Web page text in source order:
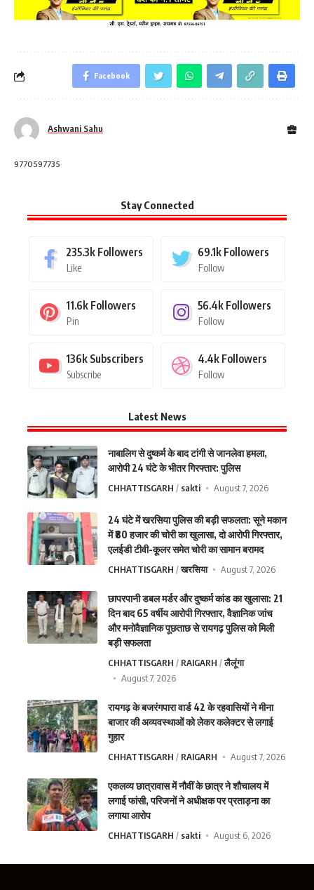
Facebook
Ashwani Sahu
9770597735
Stay Connected
235.3k Followers
Like
69.1k Followers
Follow
11.6k Followers
Pin
56.4k Followers
Follow
136k Subscribers
Subscribe
4.4k Followers
Follow
Latest News
नाबालिग से दुष्कर्म के बाद टांगी से जानलेवा हमला,
आरोपी 24 घंटे के भीतर गिरफ्तार: पुलिस
CHHATTISGARH sakti August 7, 2026
24 घंटे में खरसिया पुलिस की बड़ी सफलता: सूने मकान
में ₹80 हजार की चोरी का खुलासा, दो आरोपी गिरफ्तार,
एलईडी टीवी-कूलर समेत चोरी का सामान बरामद
CHHATTISGARH खरसिया August 7, 2026
छापरपानी डबल मर्डर और दुष्कर्म कांड का खुलासा: 21
दिन बाद 65 वर्षीय आरोपी गिरफ्तार, वैज्ञानिक जांच
और मनोवैज्ञानिक पूछताछ से रायगढ़ पुलिस को मिली
बड़ी सफलता
CHHATTISGARH RAIGARH
लैलूंगा
August 7, 2026
रायगढ़ के बजरंगपारा वार्ड 42 के रहवासियों ने मीना
बाजार की अव्यवस्थाओं को लेकर कलेक्टर से लगाई
गुहार
CHHATTISGARH RAIGARH August 7, 2026
एकलव्य छात्रावास में नौवीं के छात्र ने शौचालय में
लगाई फांसी, परिजनों ने अधीक्षक पर प्रताड़ना का
लगाया आरोप
CHHATTISGARH sakti August 6, 2026